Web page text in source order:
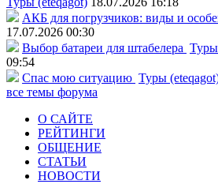
АКБ для погрузчиков: виды и
17.07.2026 00:30
Выбор батареи для штабелера Туры
09:54
Спас мою ситуацию Туры
все темы форума
О САЙТЕ
РЕЙТИНГИ
ОБЩЕНИЕ
СТАТЬИ
НОВОСТИ